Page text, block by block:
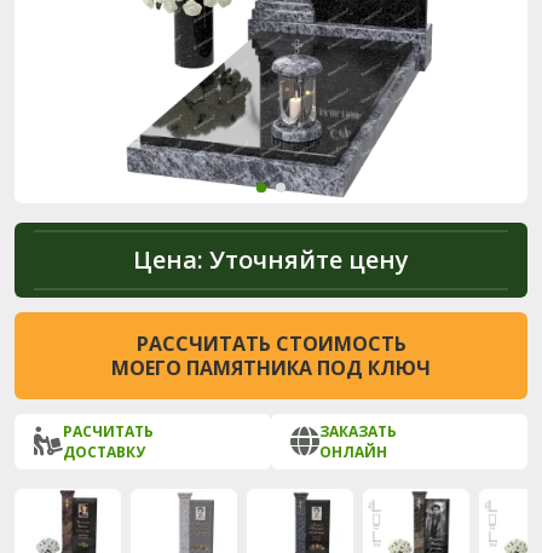
Цена: Уточняйте цену
РАССЧИТАТЬ СТОИМОСТЬ
МОЕГО ПАМЯТНИКА ПОД КЛЮЧ
РАСЧИТАТЬ
ДОСТАВКУ
ЗАКАЗАТЬ
ОНЛАЙН